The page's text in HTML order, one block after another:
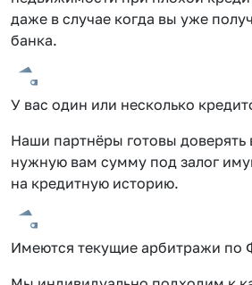
даже в случае когда вы уже
банка.
У вас один или несколько
Наши партнёры готовы доверять
нужную вам сумму под залог
на кредитную историю.
Имеются текущие арбитражи по